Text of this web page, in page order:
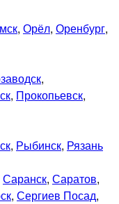
, Орёл, Оренбург,
,
, Прокопьевск,
, Рыбинск, Рязань
Саранск, Саратов,
, Сергиев Посад,